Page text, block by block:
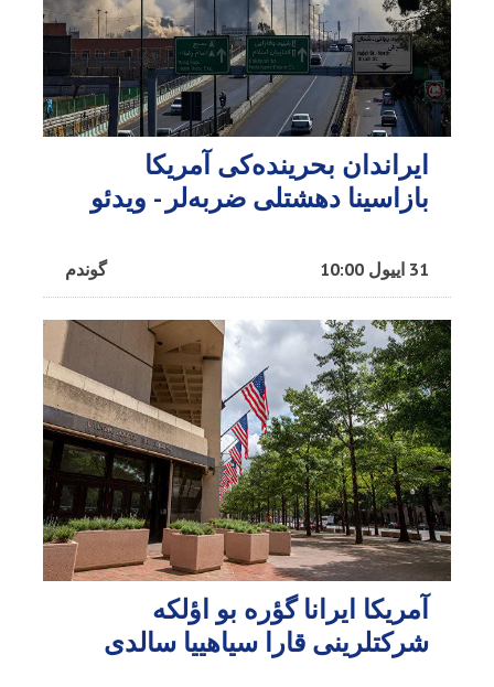
ایراندان بحرینده‌کی آمریکا
بازاسینا دهشتلی ضربه‌لر - ویدئو
گوندم 31 اییول 10:00
آمریکا ایرانا گؤره بو اؤلکه
شرکتلرینی قارا سیاهییا سالدی